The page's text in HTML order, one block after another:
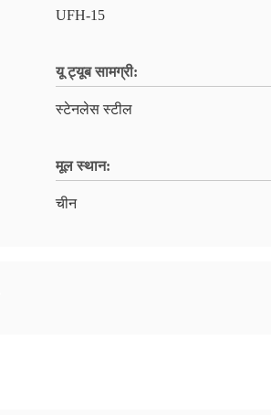
UFH-15
यू ट्यूब सामग्री:
स्टेनलेस स्टील
मूल स्थान:
चीन